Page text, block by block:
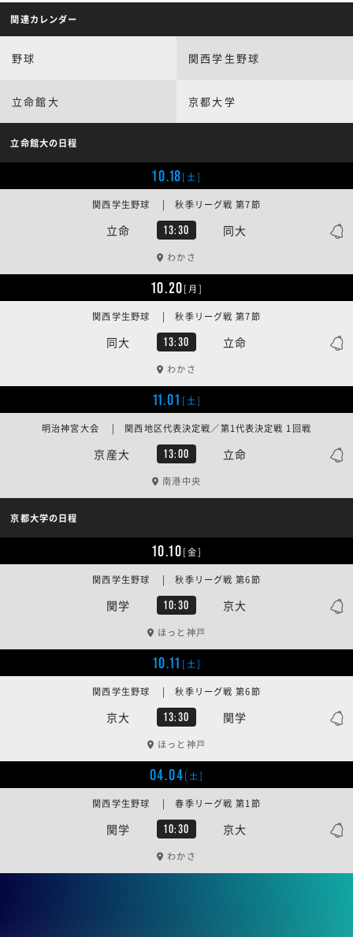
関連カレンダー
野球 関西学生野球
立命館大 京都大学
立命館大の日程
10.18[土]
立命 13:30 同大
関西学生野球 | 秋季リーグ戦 第7節
わかさ
10.20[月]
同大 13:30 立命
関西学生野球 | 秋季リーグ戦 第7節
わかさ
11.01 [土]
京産大 13:00 立命
明治神宮大会 | 関西地区代表決定戦／第1代表決定戦 1回戦
南港中央
京都大学の日程
10.10[金]
関学 10:30 京大
関西学生野球 | 秋季リーグ戦 第6節
ほっと神戸
10.11 [土]
京大 13:30 関学
関西学生野球 | 秋季リーグ戦 第6節
ほっと神戸
04.04[土]
関学 10:30 京大
関西学生野球 | 春季リーグ戦 第1節
わかさ